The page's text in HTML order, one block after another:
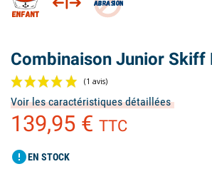
Combinaison Junior Skiff
Voir les caractéristiques détaillées
139,95 € TTC
errorEN STOCK